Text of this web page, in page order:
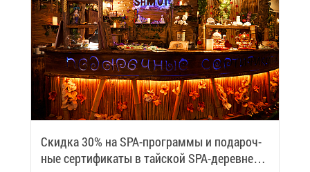
Скид­ка 30% на SPA-про­грам­мы и по­да­роч­
ные сер­ти­фи­ка­ты в тай­ской SPA-де­ревне